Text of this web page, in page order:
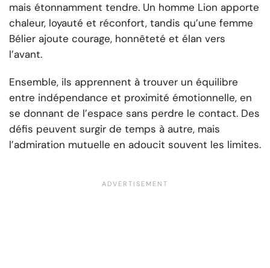
mais étonnamment tendre. Un homme Lion apporte
chaleur, loyauté et réconfort, tandis qu’une femme
Bélier ajoute courage, honnêteté et élan vers
l’avant.
Ensemble, ils apprennent à trouver un équilibre
entre indépendance et proximité émotionnelle, en
se donnant de l’espace sans perdre le contact. Des
défis peuvent surgir de temps à autre, mais
l’admiration mutuelle en adoucit souvent les limites.